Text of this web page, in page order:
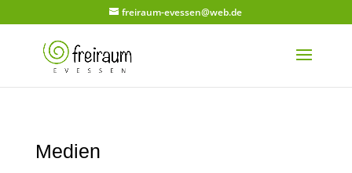
freiraum-evessen@web.de
Medien